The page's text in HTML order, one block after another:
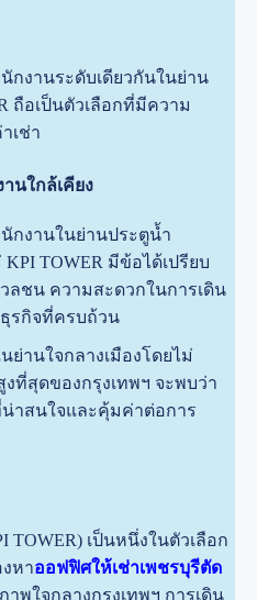
กงานระดับเดียวกันในย่าน
ถือเป็นตัวเลือกที่มีความ
เช่า
นใกล้เคียง
นักงานในย่านประตูน้ำ
TOWER มีข้อได้เปรียบ
ลชน ความสะดวกในการเดิน
รกิจที่ครบถ้วน
ย่านใจกลางเมืองโดยไม่
ที่สุดของกรุงเทพฯ จะพบว่า
น่าสนใจและคุ้มค่าต่อการ
TOWER) เป็นหนึ่งในตัวเลือก
หาออฟฟิศให้เช่าเพชรบุรีตัด
พใจกลางกรุงเทพฯ การเดิน